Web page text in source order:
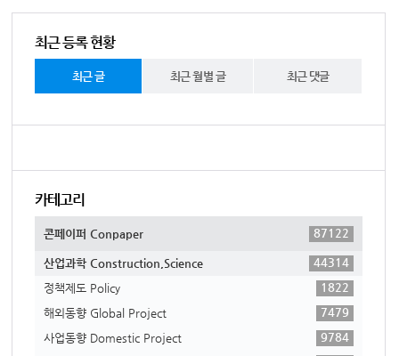
최근 등록 현황
최근 글 최근 월별 글 최근 댓글
카테고리
콘페이퍼 Conpaper 87122
산업과학 Construction,Science
44314
정책제도 Policy
1822
해외동향 Global Project
7479
사업동향 Domestic Project
9784